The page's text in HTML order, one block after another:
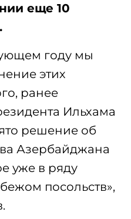
еще 10
году мы
этих
ранее
Ильхама
решение об
Азербайджана
уже в ряду
посольств»,